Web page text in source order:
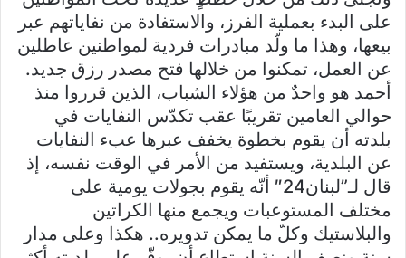
على البدء بعملية الفرز، والاستفادة من نفاياتهم عبر
بيعها، وهذا ما ولّد مبادرات فردية لمواطنين عاطلين
عن العمل، تمكنوا من خلالها فتح مصدر رزق جديد.
أحمد هو واحدٌ من هؤلاء الشباب، الذين قرروا منذ
حوالي العامين تقريبًا عقب تكدّس النفايات في
بلدته أن يقوم بخطوة يخفف عبرها عبء النفايات
عن البلدية، ويستفيد من الأمر في الوقت نفسه، إذ
قال لـ”لبنان24″ أنّه يقوم بجولات يومية على
مختلف المستوعبات ويجمع منها الكراتين
والبلاستيك وكلّ ما يمكن تدويره.. هكذا وعلى مدار